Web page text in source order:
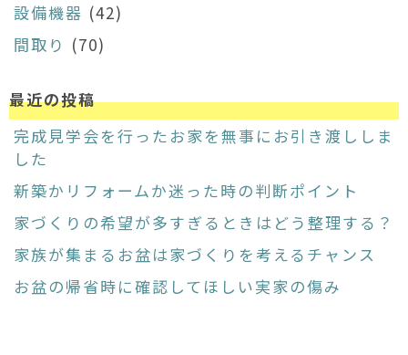
設備機器 (42)
間取り (70)
最近の投稿
完成見学会を行ったお家を無事にお引き渡ししま
した
新築かリフォームか迷った時の判断ポイント
家づくりの希望が多すぎるときはどう整理する？
家族が集まるお盆は家づくりを考えるチャンス
お盆の帰省時に確認してほしい実家の傷み